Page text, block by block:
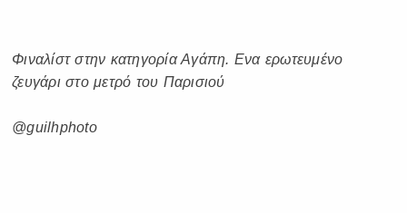
Φιναλίστ στην κατηγορία Αγάπη. Ενα ερωτευμένο
ζευγάρι στο μετρό του Παρισιού
@guilhphoto